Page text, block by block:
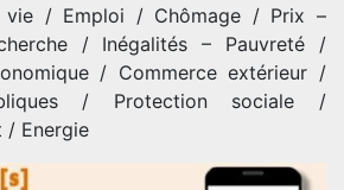
vie / Emploi / Chômage / Prix –
/ Inégalités – Pauvreté /
/ Commerce extérieur /
/ Protection sociale /
/ Energie